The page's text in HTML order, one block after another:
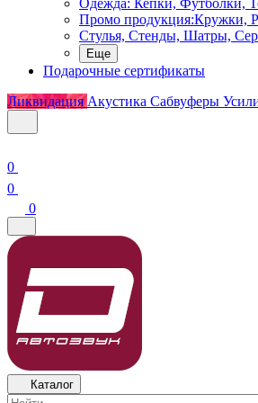
Одежда: Кепки, Футболки,
Промо продукция:Кружки,
Стулья, Стенды, Шатры,
Еще
Подарочные сертификаты
Ликвидация Акустика Сабвуферы
0
0
0
Каталог